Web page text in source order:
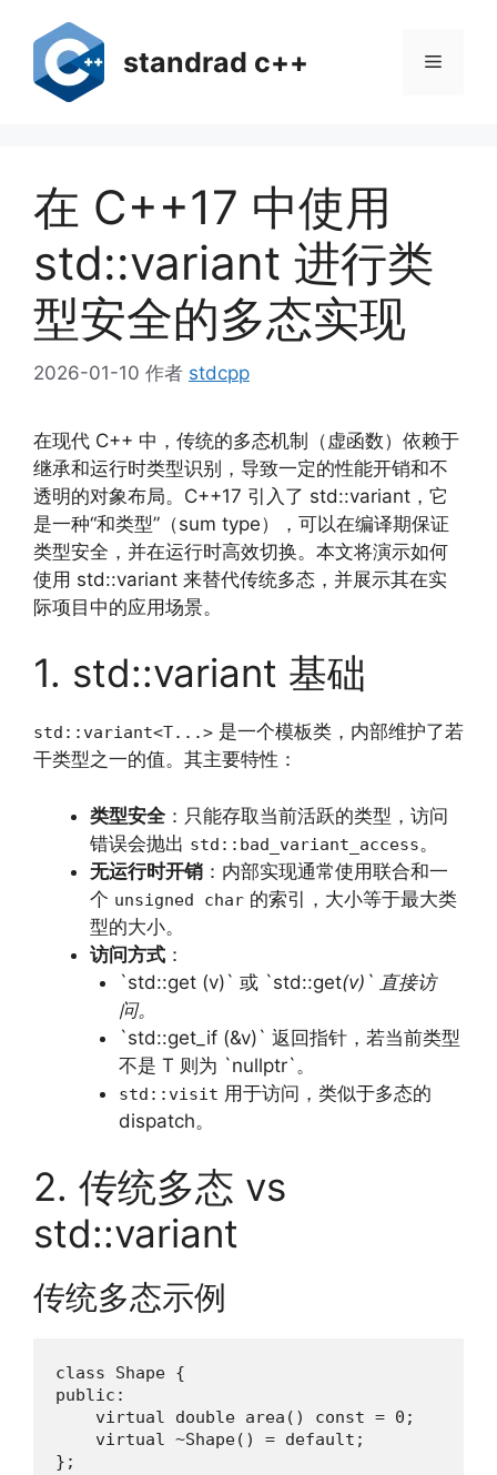
standrad c++ 菜
在 C++17 中使用
std::variant 进行类
型安全的多态实现
2026-01-10 作者 stdcpp
在现代 C++ 中，传统的多态机制（虚函数）依赖于
继承和运行时类型识别，导致一定的性能开销和不
透明的对象布局。C++17 引入了 std::variant，它
是一种“和类型”（sum type），可以在编译期保证
类型安全，并在运行时高效切换。本文将演示如何
使用 std::variant 来替代传统多态，并展示其在实
际项目中的应用场景。
1. std::variant 基础
std::variant<T...> 是一个模板类，内部维护了若
干类型之一的值。其主要特性：
类型安全：只能存取当前活跃的类型，访问
错误会抛出 std::bad_variant_access。
无运行时开销 ：内部实现通常使用联合和一
个 unsigned char 的索引，大小等于最大类
型的大小。
访问方式 ：
`std::get (v)` 或 `std::get(v)` 直接访
问。
`std::get_if (&v)` 返回指针，若当前类型
不是 T 则为 `nullptr`。
std::visit 用于访问，类似于多态的
dispatch。
2. 传统多态 vs
std::variant
传统多态示例
class Shape {
public:
    virtual double area() const = 0;
    virtual ~Shape() = default;
};